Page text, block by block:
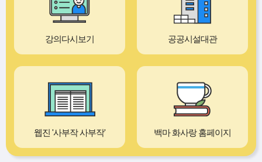
강의다시보기 공공시설대관
웹진 '사부작 사부작' 백마 화사랑 홈페이지